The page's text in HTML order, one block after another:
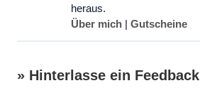
heraus.
Über mich| Gutscheine
» Hinterlasse ein Feedback